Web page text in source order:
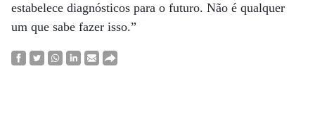
estabelece diagnósticos para o futuro. Não é qualquer
um que sabe fazer isso.”